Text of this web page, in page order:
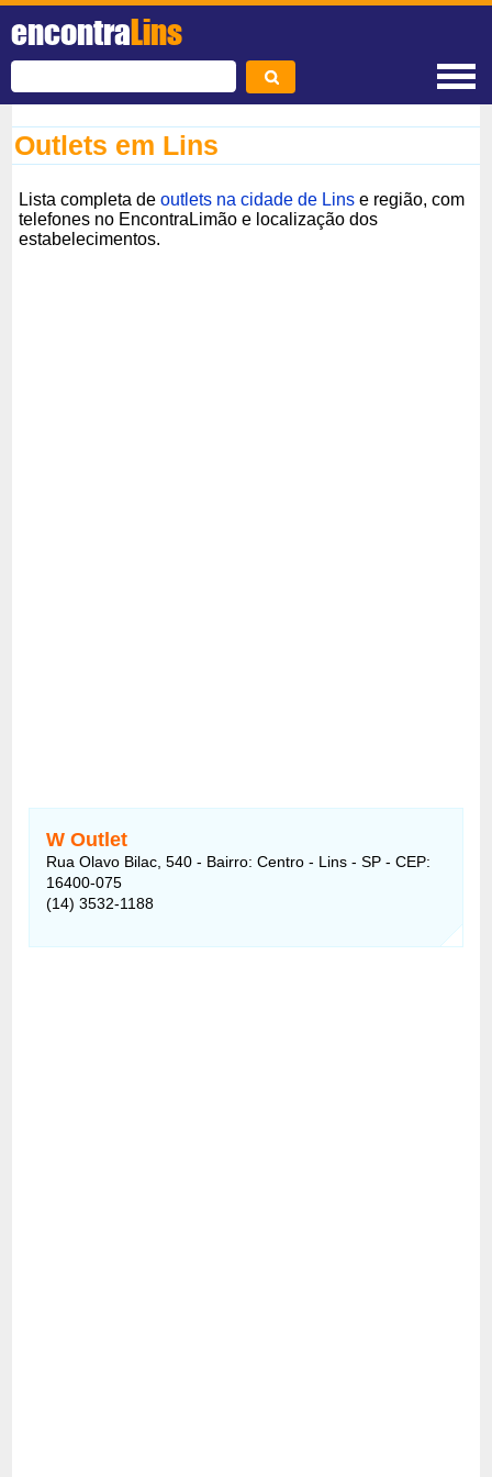
encontraLins
Outlets em Lins
Lista completa deoutlets na cidade de Lins e região, com
telefones no EncontraLimão e localização dos
estabelecimentos.
W Outlet
Rua Olavo Bilac, 540 - Bairro: Centro - Lins - SP - CEP:
16400-075
(14) 3532-1188